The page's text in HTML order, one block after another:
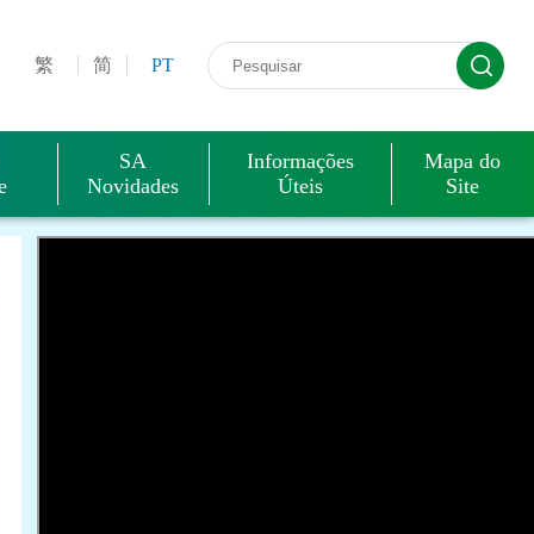
繁 简 PT
das
e observações
embarcações de
Chegada e saída de embarcações de
recreio
Certificado de Desembarque
dos
dos discos ópticos
Fórum do direito de
propriedade intellectual
e
Sugestões, Queixas
e Reclamações
Taxa de execução
dos serviços
SA
Novidades
Acção de
execução da lei
Acção de socorro
Informações
Úteis
Questões
comuns
Ligações
relacionadas
Estatísticas
Comércio
Mercadorias
(ECEM) de
Macau
Mapa do
Site